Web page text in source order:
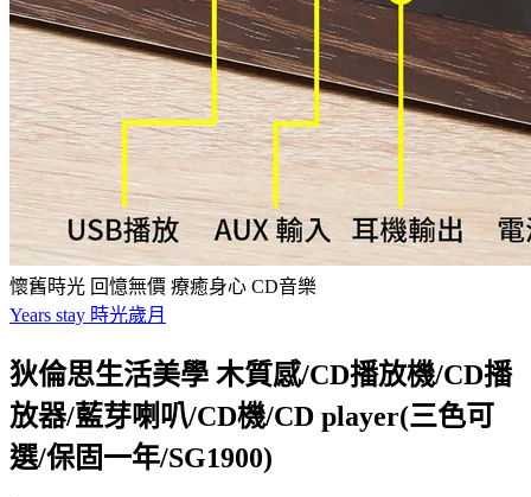
懷舊時光 回憶無價 療癒身心 CD音樂
Years stay 時光歲月
狄倫思生活美學 木質感/CD播放機/CD播
放器/藍芽喇叭/CD機/CD player(三色可
選/保固一年/SG1900)